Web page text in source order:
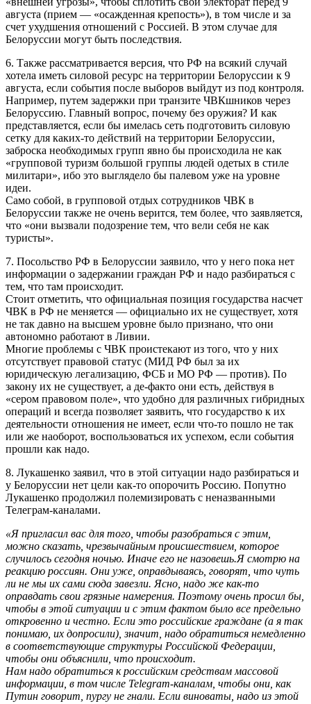
августа (прием — «осажденная крепость»), в том числе и за
счет ухудшения отношений с Россией. В этом случае для
Белоруссии могут быть последствия.
6. Также рассматривается версия, что РФ на всякий случай
хотела иметь силовой ресурс на территории Белоруссии к 9
августа, если события после выборов выйдут из под контроля.
Например, путем задержки при транзите ЧВКшников через
Белоруссию. Главный вопрос, почему без оружия? И как
представляется, если бы имелась сеть подготовить силовую
сетку для каких-то действий на территории Белоруссии,
заброска необходимых групп явно бы происходила не как
«групповой туризм большой группы людей одетых в стиле
милитари», ибо это выглядело бы палевом уже на уровне
идеи.
Само собой, в групповой отдых сотрудников ЧВК в
Белоруссии также не очень верится, тем более, что заявляется,
что «они вызвали подозрение тем, что вели себя не как
туристы».
7. Посольство РФ в Белоруссии заявило, что у него пока нет
информации о задержании граждан РФ и надо разбираться с
тем, что там происходит.
Стоит отметить, что официальная позиция государства насчет
ЧВК в РФ не меняется — официально их не существует, хотя
не так давно на высшем уровне было признано, что они
автономно работают в Ливии.
Многие проблемы с ЧВК проистекают из того, что у них
отсутствует правовой статус (МИД РФ был за их
юридическую легализацию, ФСБ и МО РФ — против). По
закону их не существует, а де-факто они есть, действуя в
«сером правовом поле», что удобно для различных гибридных
операций и всегда позволяет заявить, что государство к их
деятельности отношения не имеет, если что-то пошло не так
или же наоборот, воспользоваться их успехом, если события
прошли как надо.
8. Лукашенко заявил, что в этой ситуации надо разбираться и
у Белоруссии нет цели как-то опорочить Россию. Попутно
Лукашенко продолжил полемизировать с неназванными
Телеграм-каналами.
«Я пригласил вас для того, чтобы разобраться с этим,
можно сказать, чрезвычайным происшествием, которое
случилось сегодня ночью. Иначе его не назовешь.Я смотрю на
реакцию россиян. Они уже, оправдываясь, говорят, что чуть
ли не мы их сами сюда завезли. Ясно, надо же как-то
оправдать свои грязные намерения. Поэтому очень просил бы,
чтобы в этой ситуации и с этим фактом было все предельно
откровенно и честно. Если это российские граждане (а я так
понимаю, их допросили), значит, надо обратиться немедленно
в соответствующие структуры Российской Федерации,
чтобы они объяснили, что происходит.
Нам надо обратиться к российским средствам массовой
информации, в том числе Telegram-каналам, чтобы они, как
Путин говорит, пургу не гнали. Если виноваты, надо из этой